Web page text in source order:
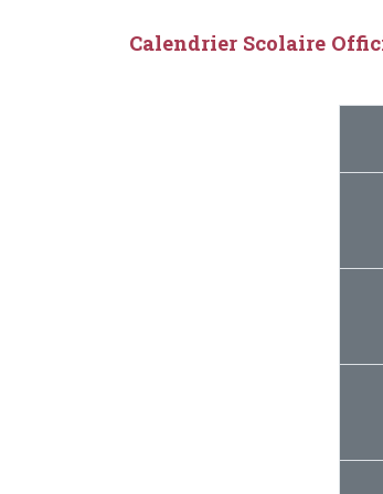
Calendrier Scolaire